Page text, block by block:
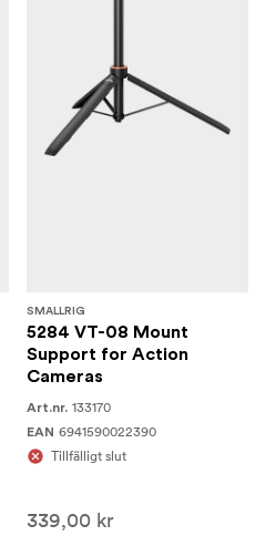
SMALLRIG
5284 VT-08 Mount
Support for Action
Cameras
Art.nr. 133170
EAN 6941590022390
Tillfälligt slut
339,00 kr